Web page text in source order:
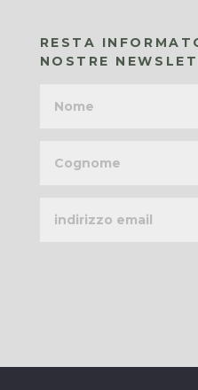
RESTA
NOSTRE
email